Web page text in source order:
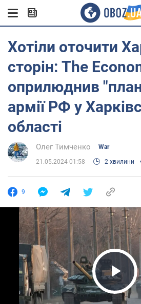
Хотіли оточити
сторін: The
оприлюднив
армії РФ у
області
Олег Тимченко War
21.05.2024 01:58 2 хвилини
9
Play